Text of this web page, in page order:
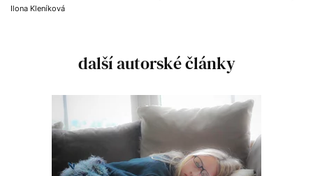
Ilona Kleníková
další autorské články